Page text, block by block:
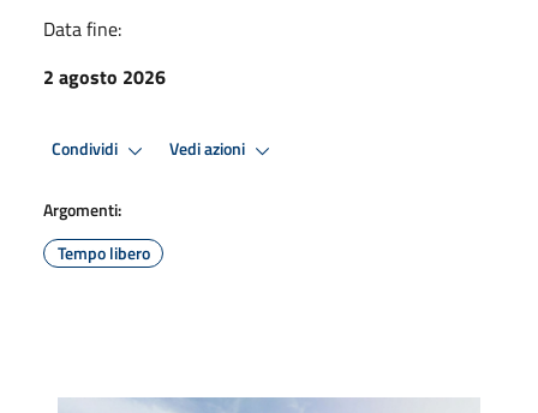
Data fine:
2 agosto 2026
Condividi Vedi azioni
Argomenti:
Tempo libero